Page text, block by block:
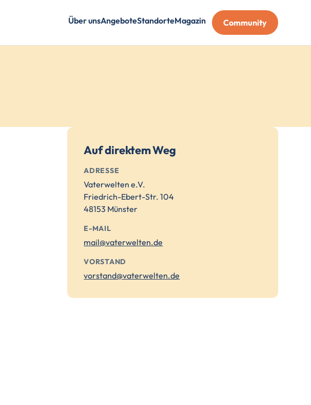
Über unsAngeboteStandorteMagazin Community
Auf direktem Weg
ADRESSE
Vaterwelten e.V.
Friedrich-Ebert-Str. 104
48153 Münster
E-MAIL
mail@vaterwelten.de
VORSTAND
vorstand@vaterwelten.de